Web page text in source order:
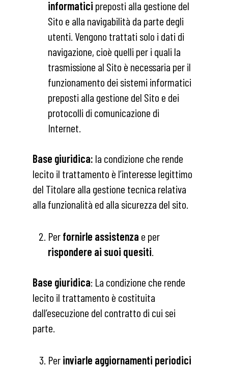
informatici preposti alla gestione del
Sito e alla navigabilità da parte degli
utenti. Vengono trattati solo i dati di
navigazione, cioè quelli per i quali la
trasmissione al Sito è necessaria per il
funzionamento dei sistemi informatici
preposti alla gestione del Sito e dei
protocolli di comunicazione di
Internet.
Base giuridica: la condizione che rende
lecito il trattamento è l’interesse legittimo
del Titolare alla gestione tecnica relativa
alla funzionalità ed alla sicurezza del sito.
Perfornirle assistenza e per
rispondere ai suoi quesiti
Base giuridica: La condizione che rende
lecito il trattamento è costituita
dall’esecuzione del contratto di cui sei
parte.
Perinviarle aggiornamenti periodici